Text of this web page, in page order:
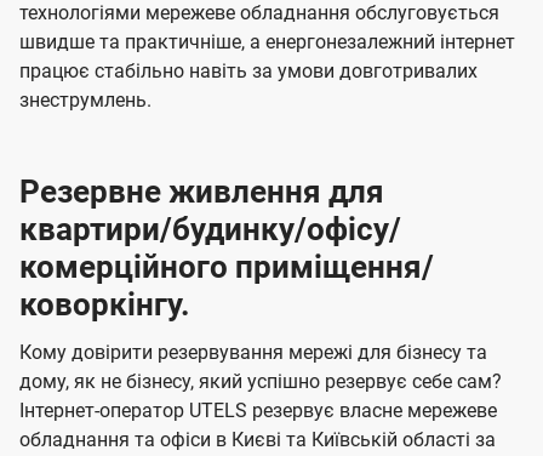
технологіями мережеве обладнання обслуговується
швидше та практичніше, а енергонезалежний інтернет
працює стабільно навіть за умови довготривалих
знеструмлень.
Резервне живлення для
квартири/будинку/офісу/
комерційного приміщення/
коворкінгу.
Кому довірити резервування мережі для бізнесу та
дому, як не бізнесу, який успішно резервує себе сам?
Інтернет-оператор UTELS резервує власне мережеве
обладнання та офіси в Києві та Київській області за